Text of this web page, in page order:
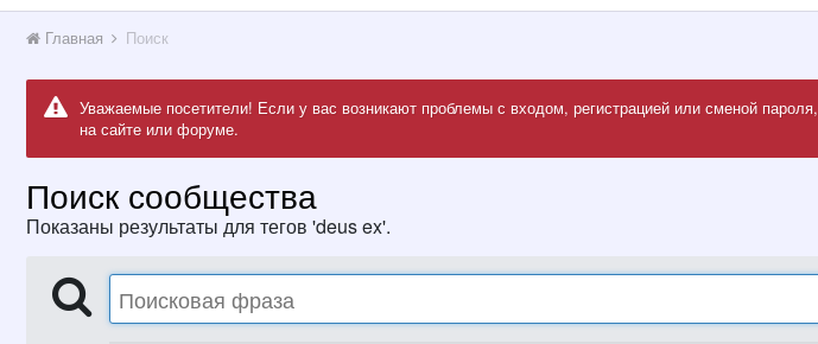
Главная Поиск
Уважаемые посетители! Если у вас возникают проблемы с входом, регистрацией или сменой пароля,
на сайте или форуме.
Поиск сообщества
Показаны результаты для тегов 'deus ex'.